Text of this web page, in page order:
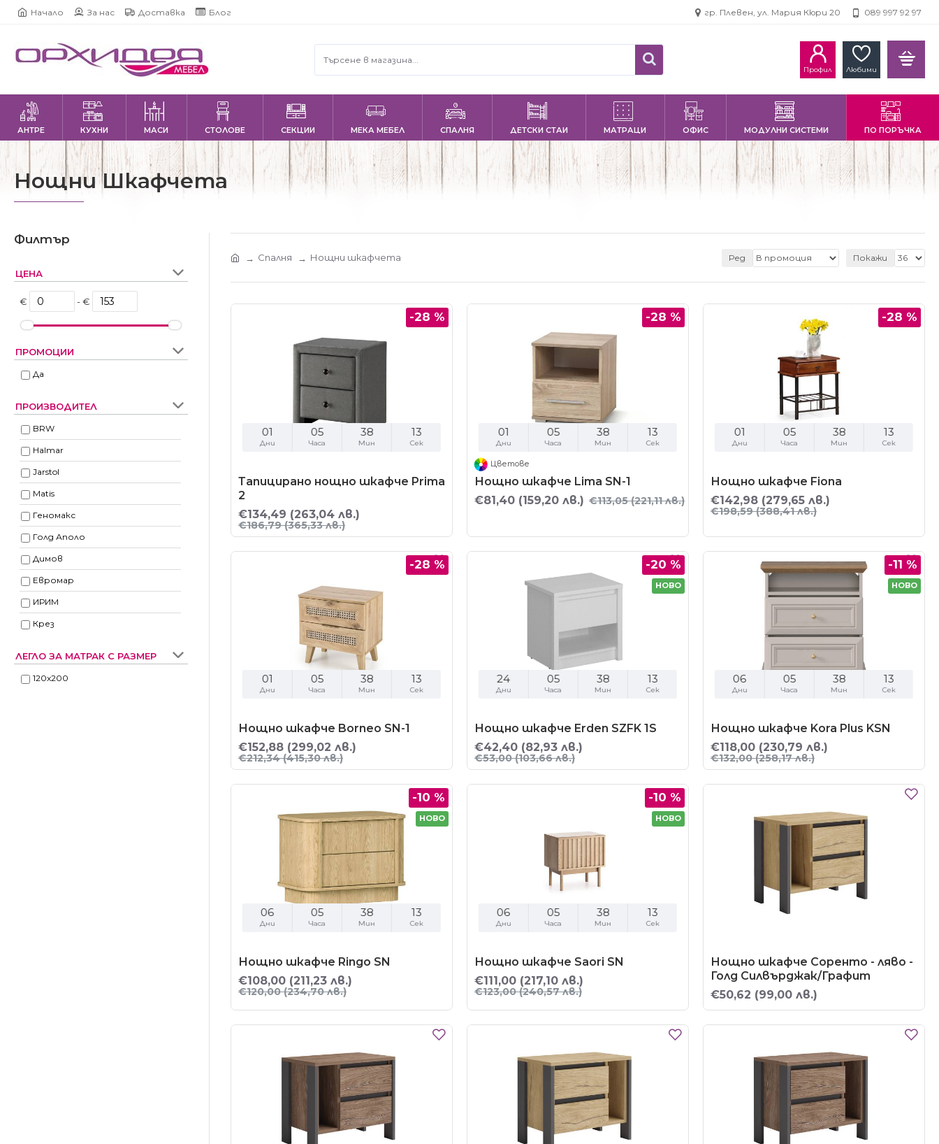
Начало За нас Доставка Блог гр. Плевен, ул. Мария Кюри 20 089 997 92 97
Профил Любими
АНТРЕ КУХНИ МАСИ СТОЛОВЕ СЕКЦИИ МЕКА МЕБЕЛ СПАЛНЯ ДЕТСКИ СТАИ МАТРАЦИ ОФИС МОДУЛНИ СИСТЕМИ ПО ПОРЪЧКА
Нощни Шкафчета
Филтър
ЦЕНА
€ - €
ПРОМОЦИИ
Да
ПРОИЗВОДИТЕЛ
BRW
Halmar
Jarstol
Matis
Геномакс
Голд Аполо
Димов
Евромар
ИРИМ
Крез
ЛЕГЛО ЗА МАТРАК С РАЗМЕР
120x200
Спалня Нощни шкафчета Ред Покажи
-28 %
01
Дни
05
Часа
38
Мин
11
Сек
Тапицирано нощно шкафче Prima
2
€134,49 (263,04 лв.)
€186,79(365,33 лв.)
-28 %
01
Дни
05
Часа
38
Мин
11
Сек
Цветове
Нощно шкафче Lima SN-1
€81,40 (159,20 лв.) €113,05(221,11 лв.)
-28 %
01
Дни
05
Часа
38
Мин
11
Сек
Нощно шкафче Fiona
€142,98 (279,65 лв.)
€198,59(388,41 лв.)
-28 %
01
Дни
05
Часа
38
Мин
11
Сек
Нощно шкафче Borneo SN-1
€152,88 (299,02 лв.)
€212,34(415,30 лв.)
НОВО
-20 %
24
Дни
05
Часа
38
Мин
11
Сек
Нощно шкафче Erden SZFK 1S
€42,40 (82,93 лв.)
€53,00(103,66 лв.)
НОВО
-11 %
06
Дни
05
Часа
38
Мин
11
Сек
Нощно шкафче Kora Plus KSN
€118,00 (230,79 лв.)
€132,00(258,17 лв.)
НОВО
-10 %
06
Дни
05
Часа
38
Мин
11
Сек
Нощно шкафче Ringo SN
€108,00 (211,23 лв.)
€120,00(234,70 лв.)
НОВО
-10 %
06
Дни
05
Часа
38
Мин
11
Сек
Нощно шкафче Saori SN
€111,00 (217,10 лв.)
€123,00(240,57 лв.)
Нощно шкафче Соренто - ляво -
Голд Силвърджак/Графит
€50,62 (99,00 лв.)